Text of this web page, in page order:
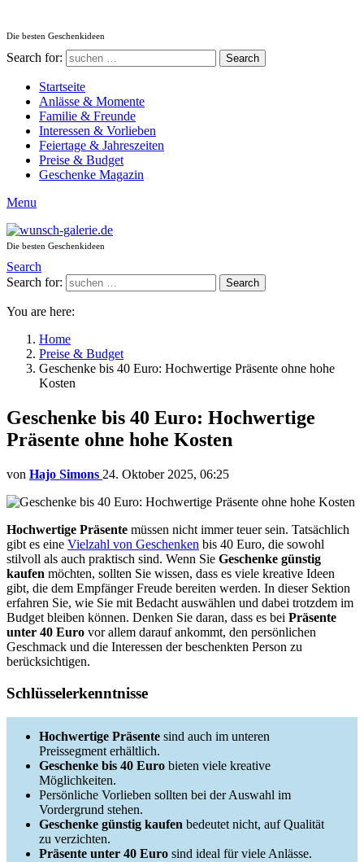
Die besten Geschenkideen
Search for: Search
Startseite
Anlässe & Momente
Familie & Freunde
Interessen & Vorlieben
Feiertage & Jahreszeiten
Preise & Budget
Geschenke Magazin
Menu
Die besten Geschenkideen
Search
Search for:
Search
You are here:
Home
Preise & Budget
Geschenke bis 40 Euro: Hochwertige Präsente ohne hohe
Kosten
Geschenke bis 40 Euro: Hochwertige
Präsente ohne hohe Kosten
von Hajo Simons 24. Oktober 2025, 06:25
Hochwertige Präsente müssen nicht immer teuer sein. Tatsächlich
gibt es eine Vielzahl von Geschenken bis 40 Euro, die sowohl
stilvoll als auch praktisch sind. Wenn Sie Geschenke günstig
kaufen möchten, sollten Sie wissen, dass es viele kreative Ideen
gibt, die dem Empfänger Freude bereiten werden. In dieser Sektion
erfahren Sie, wie Sie mit Bedacht auswählen und dabei trotzdem im
Budget bleiben können. Denken Sie daran, dass es bei Präsente
unter 40 Euro vor allem darauf ankommt, den persönlichen
Geschmack und die Interessen der beschenkten Person zu
berücksichtigen.
Schlüsselerkenntnisse
Hochwertige Präsente sind auch im unteren
Preissegment erhältlich.
Geschenke bis 40 Euro bieten viele kreative
Möglichkeiten.
Persönliche Vorlieben sollten bei der Auswahl im
Vordergrund stehen.
Geschenke günstig kaufen bedeutet nicht, auf Qualität
zu verzichten.
Präsente unter 40 Euro sind ideal für viele Anlässe.